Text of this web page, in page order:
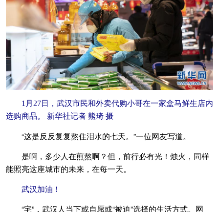
1月27日，武汉市民和外卖代购小哥在一家盒马鲜生店内
选购商品。 新华社记者 熊琦 摄
“这是反反复复熬住泪水的七天。”一位网友写道。
是啊，多少人在煎熬啊？但，前行必有光！烛火，同样
能照亮这座城市的未来，在每一天。
武汉加油！
“宅”，武汉人当下或自愿或“被迫”选择的生活方式。网